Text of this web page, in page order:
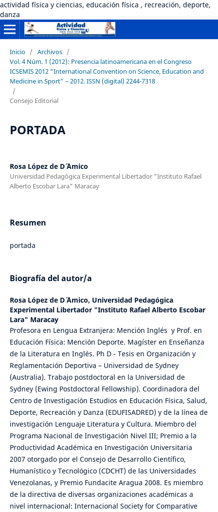
actividad física y ciencias, educación física , recreación, deporte,
danza
Inicio / Archivos /
Vol. 4 Núm. 1 (2012): Presencia latinoamericana en el Congreso
ICSEMIS 2012 “International Convention on Science, Education and
Medicine in Sport” – 2012. ISSN (digital) 2244-7318
/
Consejo Editorial
PORTADA
Rosa López de D´ ´Amico
Universidad Pedagógica Experimental Libertador "Instituto Rafael
Alberto Escobar Lara" Maracay
Resumen
portada
Biografía del autor/a
Rosa López de D´ ´Amico, Universidad Pedagógica
Experimental Libertador "Instituto Rafael Alberto Escobar
Lara" Maracay
Profesora en Lengua Extranjera: Mención Inglés y Prof. en
Educación Física: Mención Deporte. Magíster en Enseñanza
de la Literatura en Inglés. Ph D - Tesis en Organización y
Reglamentación Deportiva – Universidad de Sydney
(Australia). Trabajo postdoctoral en la Universidad de
Sydney (Ewing Postdoctoral Fellowship). Coordinadora del
Centro de Investigación Estudios en Educación Física, Salud,
Deporte, Recreación y Danza (EDUFISADRED) y de la línea de
investigación Lenguaje Literatura y Cultura. Miembro del
Programa Nacional de Investigación Nivel III; Premio a la
Productividad Académica en Investigación Universitaria
2007 otorgado por el Consejo de Desarrollo Científico,
Humanístico y Tecnológico (CDCHT) de las Universidades
Venezolanas, y Premio Fundacite Aragua 2008. Es miembro
de la directiva de diversas organizaciones académicas a
nivel internacional: Internacional Society for Comparative